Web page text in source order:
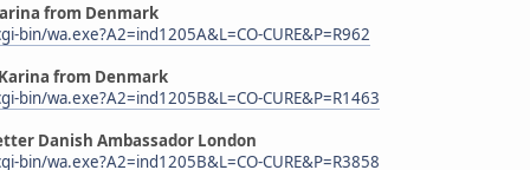
from Denmark
bin/wa.exe?A2=ind1205A&L=CO-CURE&P=R962
from Denmark
bin/wa.exe?A2=ind1205B&L=CO-CURE&P=R1463
Danish Ambassador London
bin/wa.exe?A2=ind1205B&L=CO-CURE&P=R3858